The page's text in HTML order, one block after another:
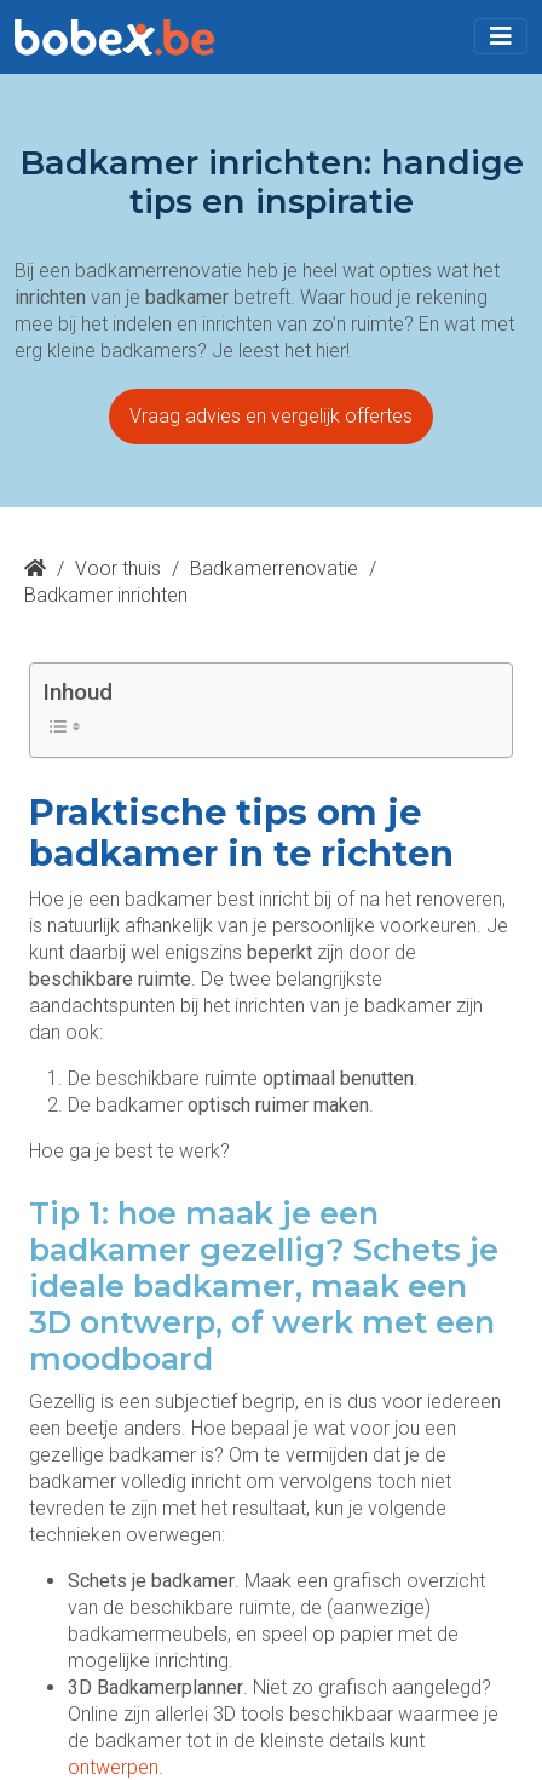
Badkamer inrichten: handige
tips en inspiratie
Bij een badkamerrenovatie heb je heel wat opties wat het
inrichten van je badkamer betreft. Waar houd je rekening
mee bij het indelen en inrichten van zo’n ruimte? En wat met
erg kleine badkamers? Je leest het hier!
Vraag advies en vergelijk offertes
/ Voor thuis / Badkamerrenovatie /
Badkamer inrichten
Inhoud
Praktische tips om je
badkamer in te richten
Hoe je een badkamer best inricht bij of na het renoveren,
is natuurlijk afhankelijk van je persoonlijke voorkeuren. Je
kunt daarbij wel enigszins beperkt zijn door de
beschikbare ruimte . De twee belangrijkste
aandachtspunten bij het inrichten van je badkamer zijn
dan ook:
De beschikbare ruimte optimaal benutten
De badkamer optisch ruimer maken
Hoe ga je best te werk?
Tip 1: hoe maak je een
badkamer gezellig? Schets je
ideale badkamer, maak een
3D ontwerp, of werk met een
moodboard
Gezellig is een subjectief begrip, en is dus voor iedereen
een beetje anders. Hoe bepaal je wat voor jou een
gezellige badkamer is? Om te vermijden dat je de
badkamer volledig inricht om vervolgens toch niet
tevreden te zijn met het resultaat, kun je volgende
technieken overwegen:
Schets je badkamer . Maak een grafisch overzicht
van de beschikbare ruimte, de (aanwezige)
badkamermeubels, en speel op papier met de
mogelijke inrichting.
3D Badkamerplanner . Niet zo grafisch aangelegd?
Online zijn allerlei 3D tools beschikbaar waarmee je
de badkamer tot in de kleinste details kunt
ontwerpen